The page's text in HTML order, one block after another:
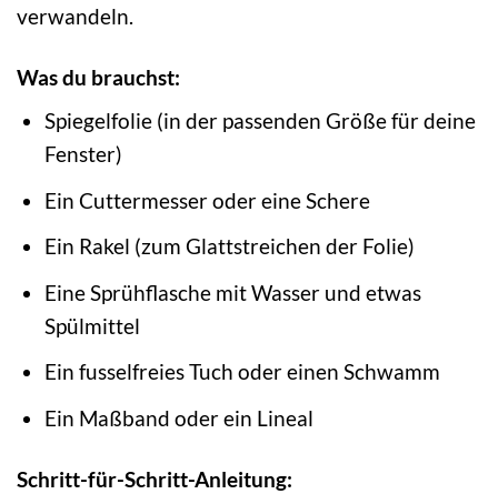
verwandeln.
Was du brauchst:
Spiegelfolie (in der passenden Größe für deine
Fenster)
Ein Cuttermesser oder eine Schere
Ein Rakel (zum Glattstreichen der Folie)
Eine Sprühflasche mit Wasser und etwas
Spülmittel
Ein fusselfreies Tuch oder einen Schwamm
Ein Maßband oder ein Lineal
Schritt-für-Schritt-Anleitung: